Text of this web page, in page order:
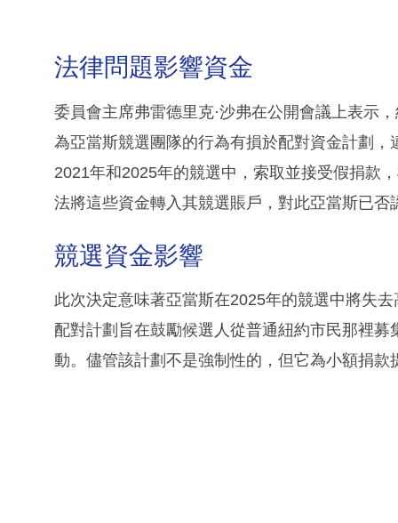
法律問題影響資金
委員會主席弗雷德里克·沙弗在公開會議上表示
為亞當斯競選團隊的行為有損於配對資金計劃
2021年和2025年的競選中，索取並接受假捐款
法將這些資金轉入其競選賬戶，對此亞當斯已否
競選資金影響
此次決定意味著亞當斯在2025年的競選中將失
配對計劃旨在鼓勵候選人從普通紐約市民那裡
動。儘管該計劃不是強制性的，但它為小額捐款